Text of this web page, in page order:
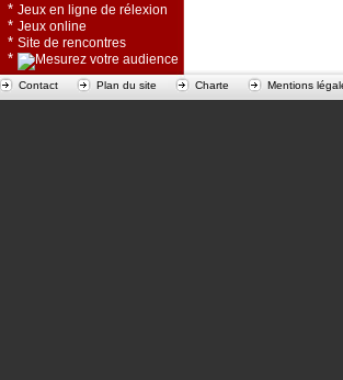
* Jeux en ligne de rélexion
* Jeux online
* Site de rencontres
*
Contact Plan du site Charte Mentions